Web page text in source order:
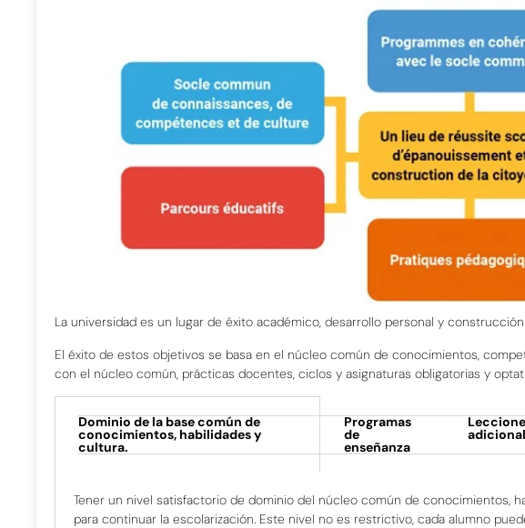
La universidad es un lugar de éxito académico, desarrollo personal y
El éxito de estos objetivos se basa en el núcleo común de conocimientos,
con el núcleo común, prácticas docentes, ciclos y asignaturas obligatorias y
Dominio de la base común de
conocimientos, habilidades y
cultura.
Programas
de
enseñanza
Tener un nivel satisfactorio de dominio del núcleo común de conocimientos,
para continuar la escolarización. Este nivel no es restrictivo, cada alumno